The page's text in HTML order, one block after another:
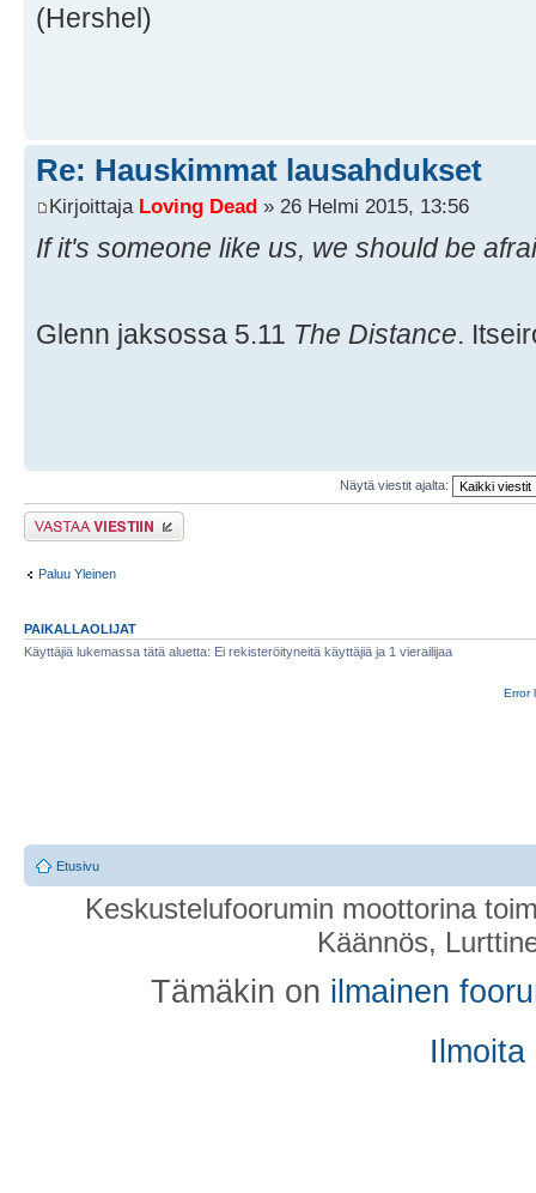
(Hershel)
Re: Hauskimmat lausahdukset
Kirjoittaja Loving Dead » 26 Helmi 2015, 13:56
If it's someone like us, we should be
Glenn jaksossa 5.11 The Distance.
Näytä viestit ajalta:
Lähetä vastaus
Paluu Yleinen
PAIKALLAOLIJAT
Käyttäjiä lukemassa tätä aluetta: Ei rekisteröityneitä käyttäjiä ja 1 vierailijaa
Error
Etusivu
Keskustelufoorumin moottorina
Käännös,
Tämäkin on ilmainen